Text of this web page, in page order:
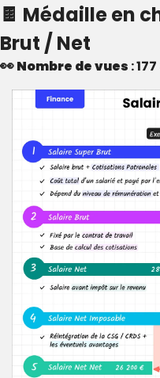
🍫 Médaille en
Brut / Net
👀Nombre de vues :